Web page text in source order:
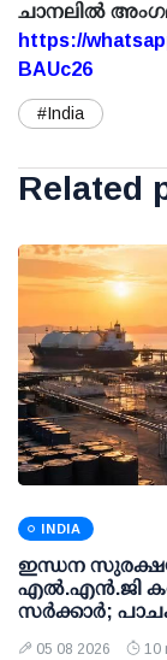
ചാനലിൽ
https://
BAUc26
#India
Related
INDIA
ഇന്ധന
എല്‍.എന്‍.ജി
സര്‍ക്കാര്‍;
05 08 2026 10